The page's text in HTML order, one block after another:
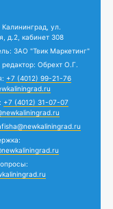
ул.
д.2, кабинет 308
ЗАО "Твик Маркетинг"
Обрехт О.Г.
+7 (4012) 99-21-76
+7 (4012) 31-07-07